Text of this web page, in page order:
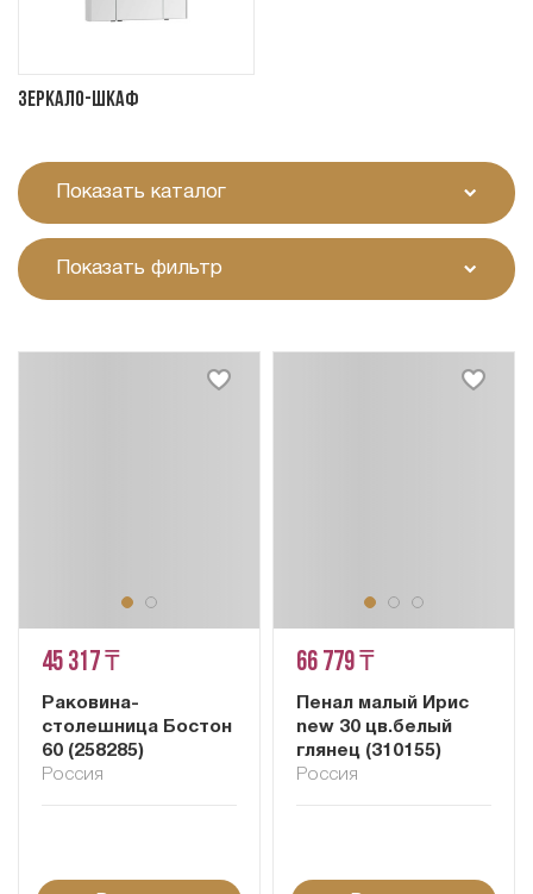
Зеркало-шкаф
Показать каталог
Показать фильтр
45 317 ₸
Раковина-
столешница Бостон
60 (258285)
Россия
66 779 ₸
Пенал малый Ирис
new 30 цв.белый
глянец (310155)
Россия